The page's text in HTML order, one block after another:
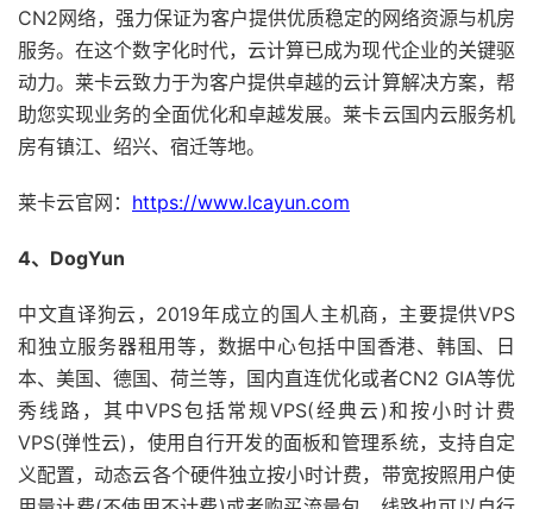
CN2网络，强力保证为客户提供优质稳定的网络资源与机房
服务。在这个数字化时代，云计算已成为现代企业的关键驱
动力。莱卡云致力于为客户提供卓越的云计算解决方案，帮
助您实现业务的全面优化和卓越发展。莱卡云国内云服务机
房有镇江、绍兴、宿迁等地。
莱卡云官网： https://www.lcayun.com
4、DogYun
中文直译狗云，2019年成立的国人主机商，主要提供VPS
和独立服务器租用等，数据中心包括中国香港、韩国、日
本、美国、德国、荷兰等，国内直连优化或者CN2 GIA等优
秀线路，其中VPS包括常规VPS(经典云)和按小时计费
VPS(弹性云)，使用自行开发的面板和管理系统，支持自定
义配置，动态云各个硬件独立按小时计费，带宽按照用户使